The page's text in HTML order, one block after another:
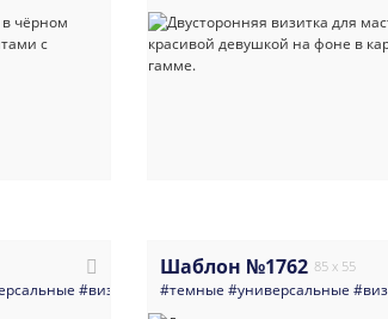
#визитка #арт_и_арт_студии
Шаблон №1762 85 x 55
#темные #универсальные